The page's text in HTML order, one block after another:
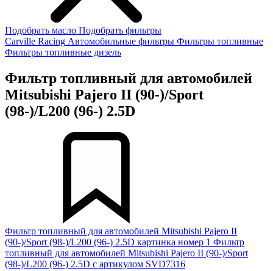
Подобрать масло Подобрать фильтры
Carville Racing Автомобильные фильтры Фильтры топливные
Фильтры топливные дизель
Фильтр топливный для автомобилей
Mitsubishi Pajero II (90-)/Sport
(98-)/L200 (96-) 2.5D
Фильтр топливный для автомобилей Mitsubishi Pajero II
(90-)/Sport (98-)/L200 (96-) 2.5D картинка номер 1 Фильтр
топливный для автомобилей Mitsubishi Pajero II (90-)/Sport
(98-)/L200 (96-) 2.5D с артикулом SVD7316